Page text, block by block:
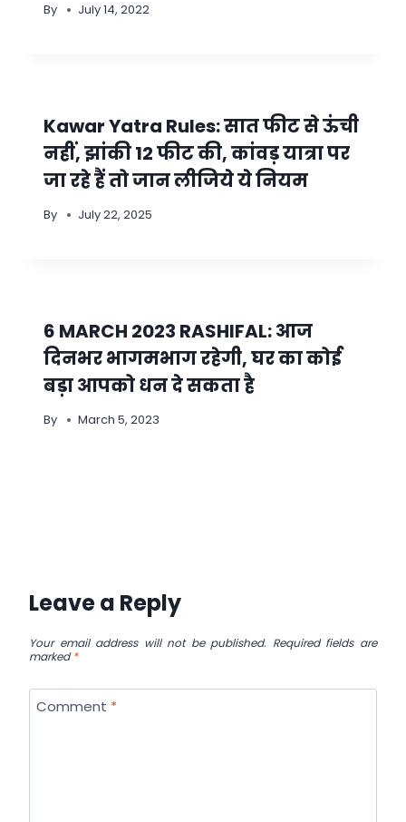
By July 14, 2022
Kawar Yatra Rules: सात फीट से ऊंची
नहीं, झांकी 12 फीट की, कांवड़ यात्रा पर
जा रहे हैं तो जान लीजिये ये नियम
By July 22, 2025
6 MARCH 2023 RASHIFAL: आज
दिनभर भागमभाग रहेगी, घर का कोई
बड़ा आपको धन दे सकता है
By March 5, 2023
Leave a Reply
Your email address will not be published. Required fields are
marked*
Comment *